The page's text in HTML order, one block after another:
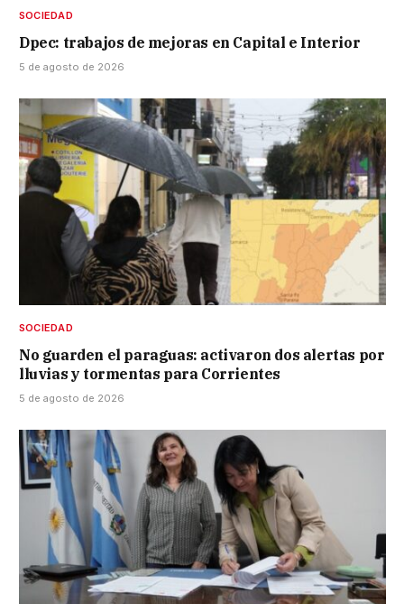
SOCIEDAD
Dpec: trabajos de mejoras en Capital e Interior
5 de agosto de 2026
SOCIEDAD
No guarden el paraguas: activaron dos alertas por
lluvias y tormentas para Corrientes
5 de agosto de 2026